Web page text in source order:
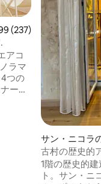
ー237件、5つ星中
(237)
アコ
ラマ
ーと
サン・ニコラ
アパート
古村の歴史的
1階の歴史的
ト。サン・ニ